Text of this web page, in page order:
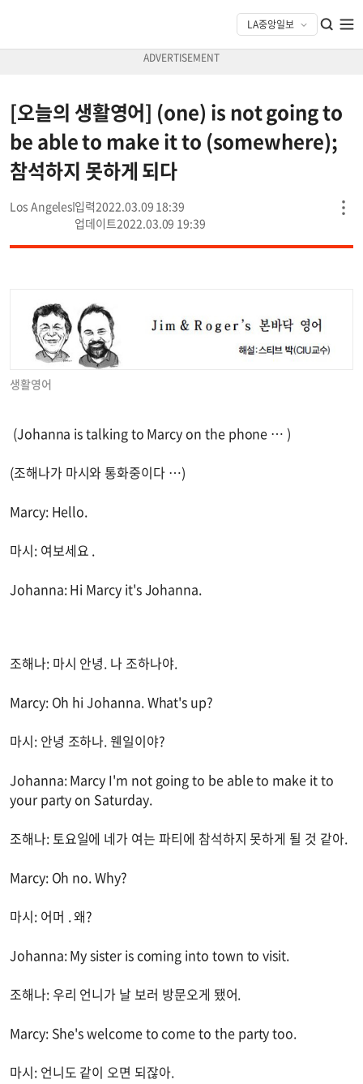
[오늘의 생활영어] (one) is not going to
be able to make it to (somewhere);
참석하지 못하게 되다
Los Angeles
2022.03.09 18:39
2022.03.09 19:39
생활영어
(Johanna is talking to Marcy on the phone … )
(조해나가 마시와 통화중이다 …)
Marcy: Hello.
마시: 여보세요 .
Johanna: Hi Marcy it's Johanna.
조해나: 마시 안녕. 나 조하나야.
Marcy: Oh hi Johanna. What's up?
마시: 안녕 조하나. 웬일이야?
Johanna: Marcy I'm not going to be able to make it to
your party on Saturday.
조해나: 토요일에 네가 여는 파티에 참석하지 못하게 될 것 같아.
Marcy: Oh no. Why?
마시: 어머 . 왜?
Johanna: My sister is coming into town to visit.
조해나: 우리 언니가 날 보러 방문오게 됐어.
Marcy: She's welcome to come to the party too.
마시: 언니도 같이 오면 되잖아.